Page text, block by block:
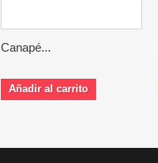
Canapé...
Añadir al carrito